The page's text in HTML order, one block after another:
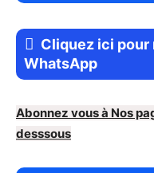
Cliquez ici pour
WhatsApp
Abonnez vous à Nos
desssous